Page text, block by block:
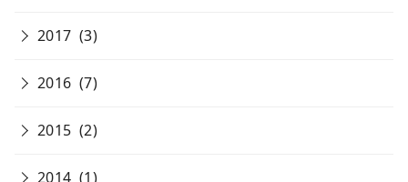
2017 (3)
2016 (7)
2015 (2)
2014 (1)